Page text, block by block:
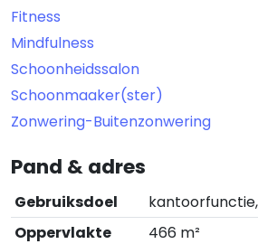
Fitness
Mindfulness
Schoonheidssalon
Schoonmaaker(ster)
Zonwering-Buitenzonwering
Pand & adres
Gebruiksdoel
Oppervlakte
466 m²